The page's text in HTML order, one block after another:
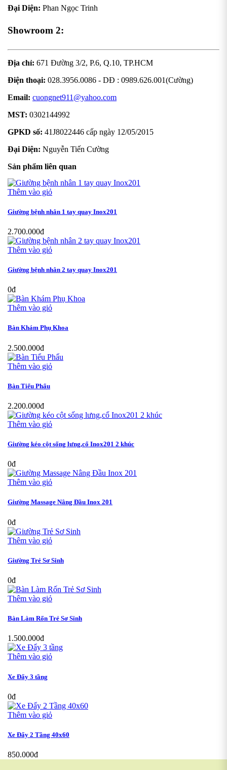
Đại Diện: Phan Ngọc Trinh
Showroom 2:
Địa chỉ: 671 Đường 3/2, P.6, Q.10, TP.HCM
Điện thoại: 028.3956.0086 - DĐ : 0989.626.001(Cường)
Email: cuongnet911@yahoo.com
MST: 0302144992
GPKD số: 41J8022446 cấp ngày 12/05/2015
Đại Diện: Nguyễn Tiến Cường
Sản phẩm liên quan
Thêm vào giỏ
Giường bệnh nhân 1 tay quay Inox201
2.700.000đ
Thêm vào giỏ
Giường bệnh nhân 2 tay quay Inox201
0đ
Thêm vào giỏ
Bàn Khám Phụ Khoa
2.500.000đ
Thêm vào giỏ
Bàn Tiểu Phẩu
2.200.000đ
Thêm vào giỏ
Giường kéo cột sống lưng,cổ Inox201 2 khúc
0đ
Thêm vào giỏ
Giường Massage Nâng Đầu Inox 201
0đ
Thêm vào giỏ
Giường Trẻ Sơ Sinh
0đ
Thêm vào giỏ
Bàn Làm Rốn Trẻ Sơ Sinh
1.500.000đ
Thêm vào giỏ
Xe Đẩy 3 tầng
0đ
Thêm vào giỏ
Xe Đẩy 2 Tầng 40x60
850.000đ